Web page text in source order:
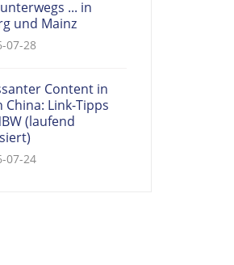
... in
und Mainz
07-28
Content in
China: Link-Tipps
(laufend
07-24